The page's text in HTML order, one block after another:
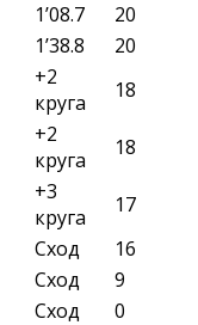
1’08.7
20
1’38.8
20
+2
круга
18
+2
круга
18
+3
круга
17
Сход
16
Сход
9
Сход 0